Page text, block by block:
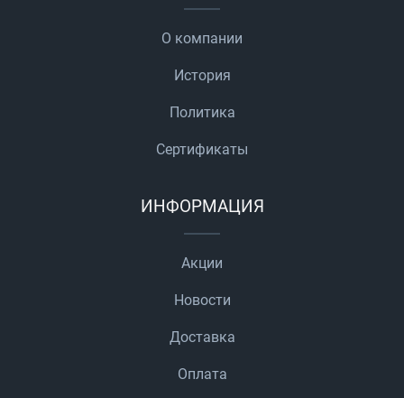
О компании
История
Политика
Сертификаты
ИНФОРМАЦИЯ
Акции
Новости
Доставка
Оплата